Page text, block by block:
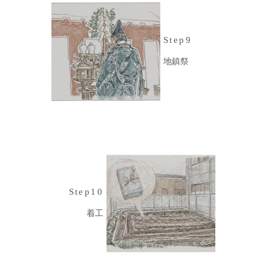
Step9
地鎮祭
Step10
着工